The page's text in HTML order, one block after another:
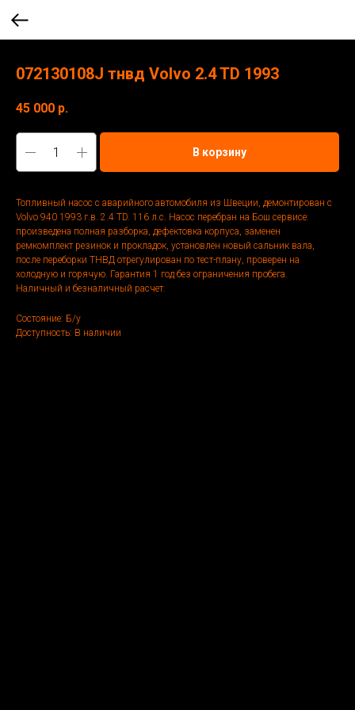
072130108J тнвд Volvo 2.4 TD 1993
45 000 р.
В корзину
Топливный насос с аварийного автомобиля из Швеции, демонтирован с
Volvo 940 1993 г.в. 2.4 ТD. 116 л.с. Насос перебран на Бош сервисе:
произведена полная разборка, дефектовка корпуса, заменен
ремкомплект резинок и прокладок, установлен новый сальник вала,
после переборки ТНВД отрегулирован по тест-плану, проверен на
холодную и горячую. Гарантия 1 год без ограничения пробега.
Наличный и безналичный расчет.
Состояние: Б/у
Доступность: В наличии